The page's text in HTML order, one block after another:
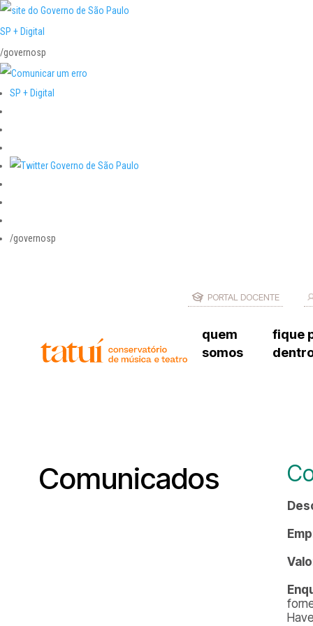
SP + Digital
/governosp
SP + Digital
/governosp
PORTAL DOCENTE
quem
somos
fique
Comunicados